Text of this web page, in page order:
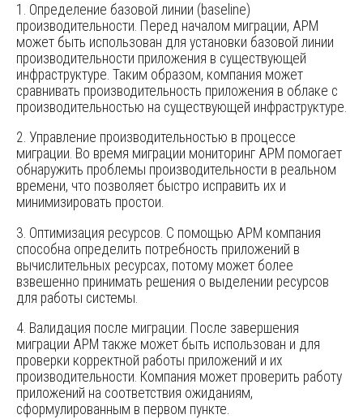
1. Определение базовой линии (baseline)
производительности. Перед началом миграции, APM
может быть использован для установки базовой линии
производительности приложения в существующей
инфраструктуре. Таким образом, компания может
сравнивать производительность приложения в облаке с
производительностью на существующей инфраструктуре.
2. Управление производительностью в процессе
миграции. Во время миграции мониторинг APM помогает
обнаружить проблемы производительности в реальном
времени, что позволяет быстро исправить их и
минимизировать простои.
3. Оптимизация ресурсов. С помощью APM компания
способна определить потребность приложений в
вычислительных ресурсах, потому может более
взвешенно принимать решения о выделении ресурсов
для работы системы.
4. Валидация после миграции. После завершения
миграции APM также может быть использован и для
проверки корректной работы приложений и их
производительности. Компания может проверить работу
приложений на соответствия ожиданиям,
сформулированным в первом пункте.